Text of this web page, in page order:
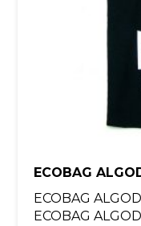
ECOBAG
ECOBAG
ECOBAG